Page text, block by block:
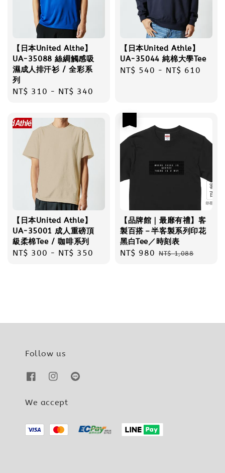
【日本United Althe】
UA-35088 絲綢觸感吸
濕成人排汗衫 / 全彩系
列
Regular
NT$ 310 - NT$ 340
【日本United Athle】
UA-35044 純棉大學Tee
Regular
NT$ 540 - NT$ 610
【日本United Athle】
UA-35001 成人重磅頂
級柔棉Tee / 咖啡系列
Regular
NT$ 300 - NT$ 350
【品牌館｜最靡有禮】客
製百搭－半客製系列印花
黑白Tee／時刻表
Sale
NT$ 980 Regular
NT$ 1,088
Follow us
We accept